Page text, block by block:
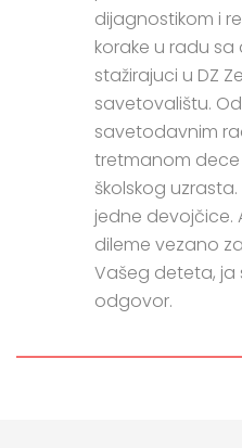
dijagnostikom i
korake u radu
stažirajuci u DZ
savetovalištu.
savetodavnim
tretmanom dece
školskog
jedne devojčice.
dileme vezano
Vašeg deteta,
odgovor.